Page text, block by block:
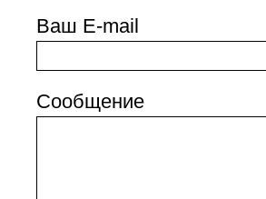
Ваш E-mail
Сообщение